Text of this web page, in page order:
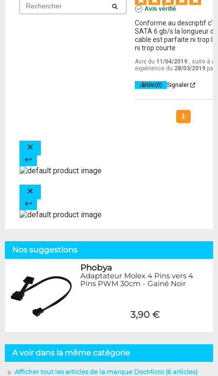
Avis vérifié
Conforme au descriptif
SATA 6 gb/s la longueur de
cable est parfaite ni trop
ni trop courte
Avis du 11/04/2019 , suite à
expérience du 28/03/2019 par
Utile(0) Signaler
1
Nos suggestions
Phobya
Adaptateur Molex 4 Pins vers 4
Pins PWM 30cm - Gainé Noir
3,90 €
A voir dans la même catégorie
Afficher tout les articles de la marque DocMicro (6 articles)